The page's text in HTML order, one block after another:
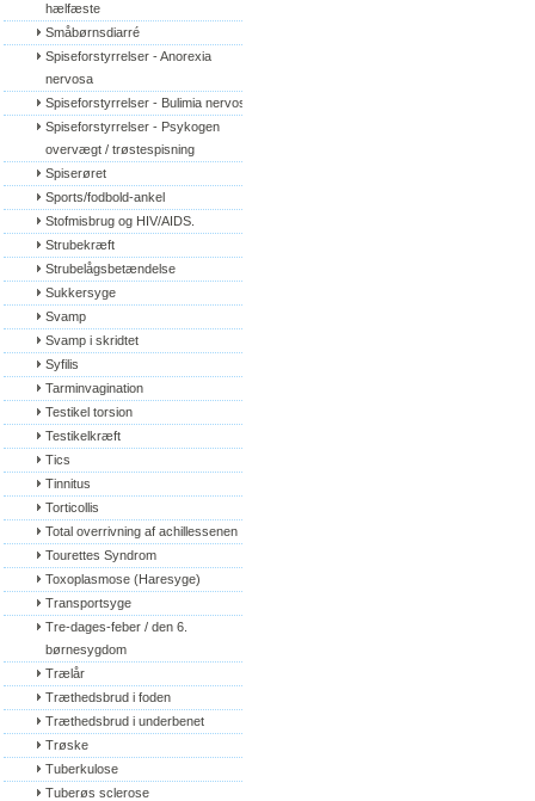
hælfæste
Småbørnsdiarré
Spiseforstyrrelser - Anorexia
nervosa
Spiseforstyrrelser - Bulimia nervosa
Spiseforstyrrelser - Psykogen
overvægt / trøstespisning
Spiserøret
Sports/fodbold-ankel
Stofmisbrug og HIV/AIDS.
Strubekræft
Strubelågsbetændelse
Sukkersyge
Svamp
Svamp i skridtet
Syfilis
Tarminvagination
Testikel torsion
Testikelkræft
Tics
Tinnitus
Torticollis
Total overrivning af achillessenen
Tourettes Syndrom
Toxoplasmose (Haresyge)
Transportsyge
Tre-dages-feber / den 6.
børnesygdom
Trælår
Træthedsbrud i foden
Træthedsbrud i underbenet
Trøske
Tuberkulose
Tuberøs sclerose